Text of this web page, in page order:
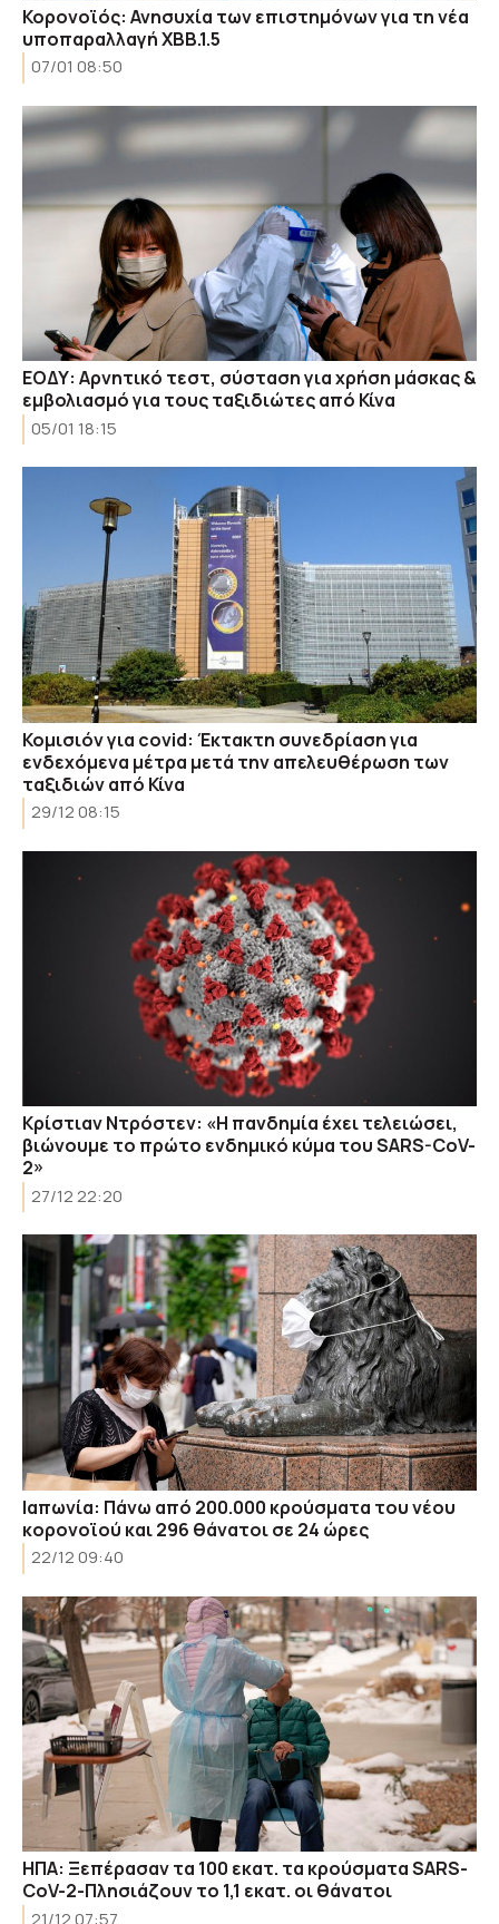
Κορονοϊός: Ανησυχία των επιστημόνων για τη νέα
υποπαραλλαγή ΧΒΒ.1.5
07/01 08:50
ΕΟΔΥ: Αρνητικό τεστ, σύσταση για χρήση μάσκας &
εμβολιασμό για τους ταξιδιώτες από Κίνα
05/01 18:15
Κομισιόν για covid: Έκτακτη συνεδρίαση για
ενδεχόμενα μέτρα μετά την απελευθέρωση των
ταξιδιών από Κίνα
29/12 08:15
Κρίστιαν Ντρόστεν: «Η πανδημία έχει τελειώσει,
βιώνουμε το πρώτο ενδημικό κύμα του SARS-CoV-
2»
27/12 22:20
Ιαπωνία: Πάνω από 200.000 κρούσματα του νέου
κορονοϊού και 296 θάνατοι σε 24 ώρες
22/12 09:40
ΗΠΑ: Ξεπέρασαν τα 100 εκατ. τα κρούσματα SARS-
CoV-2-Πλησιάζουν το 1,1 εκατ. οι θάνατοι
21/12 07:57